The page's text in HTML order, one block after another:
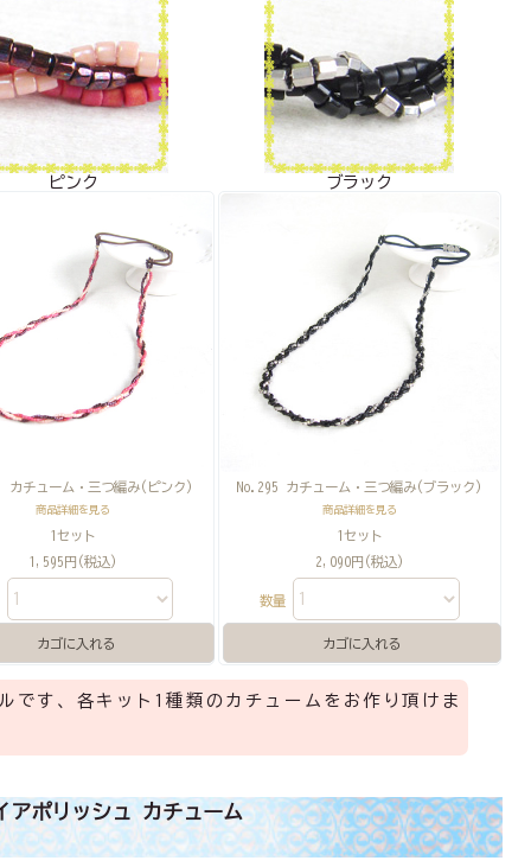
ピンク ブラック
チューム・三つ編み(ピンク)
商品詳細を見る
1セット
1,595円(税込)
No.295 カチューム・三つ編み(ブラック)
商品詳細を見る
1セット
2,090円(税込)
数量
です、各キット1種類のカチュームをお作り頂けま
アポリッシュ カチューム